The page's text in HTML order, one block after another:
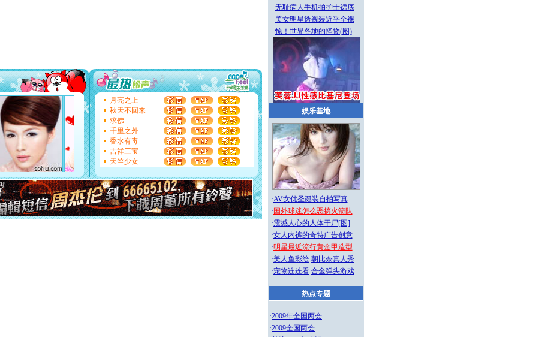
[圣诞节]不只这样的日子才会想起你,而是这样的日子才
能正大光明地骚扰你,告诉你,圣诞要快乐!新年要快乐!天
天都要快乐噢!
[圣诞节]奉上一颗祝福的心,在这个特别的日子里,愿幸福,
如意,快乐,鲜花,一切美好的祝愿与你同在.圣诞快乐!
[元旦]
看到你我会触电；看不到你我要充电；没有你我会
断电。爱你是我职业，想你是我事业，抱你是我特长，吻
你是我专业！水晶之恋祝你新年快乐
[元旦]
如果上天让我许三个愿望，一是今生今世和你在一
起；二是再生再世和你在一起；三是三生三世和你不再分
离。水晶之恋祝你新年快乐
[元旦]当我狠下心扭头离去那一刻，你在我身后无助地哭
泣，这痛楚让我明白我多么爱你。我转身抱住你：这猪不
卖了。水晶之恋祝你新年快乐。
[春节]风柔雨润好月圆，半岛铁盒伴身边，每日尽显开心
月亮之上
秋天不回来
求佛
千里之外
香水有毒
吉祥三宝
天竺少女
·无耻病人手机拍护士裙底
·美女明星透视装近乎全裸
·惊！世界各地的怪物(图)
娱乐基地
·AV女优圣诞装自拍写真
· 国外球迷怎么恶搞火箭队
·震撼人心的人体干尸[图]
·女人内裤的奇特广告创意
·明星最近流行黄金甲造型
·美人鱼彩绘 朝比奈真人秀
·宠物连连看 合金弹头游戏
热点专题
·2009年全国两会
·2009全国两会